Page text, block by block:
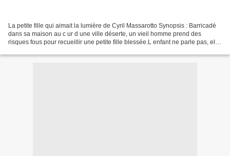
La petite fille qui aimait la lumière de Cyril Massarotto Synopsis : Barricadé
dans sa maison au c ur d une ville déserte, un vieil homme prend des
risques fous pour recueillir une petite fille blessée.L enfant ne parle pas, elle